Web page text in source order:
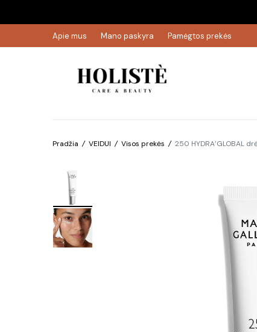
Apie mus Mano paskyra Pamėgtos prekės
Pradžia / VEIDUI / Visos prekės / 250 HYDRA’GLOBAL